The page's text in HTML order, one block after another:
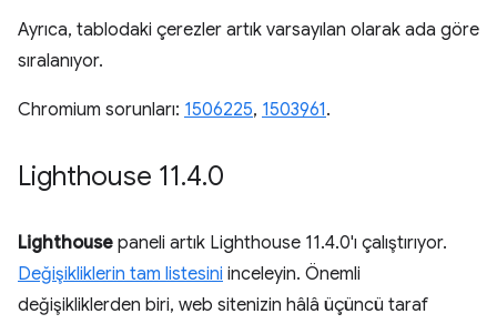
Ayrıca, tablodaki çerezler artık varsayılan olarak ada göre
sıralanıyor.
Chromium sorunları: 1506225, 1503961.
Lighthouse 11.4.0
Lighthouse paneli artık Lighthouse 11.4.0'ı çalıştırıyor.
Değişikliklerin tam listesini inceleyin. Önemli
değişikliklerden biri, web sitenizin hâlâ üçüncü taraf